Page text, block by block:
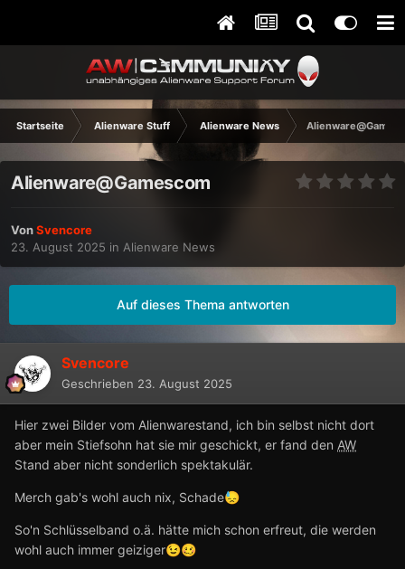
Startseite Alienware Stuff Alienware News
Alienware@Gamescom
VonSvencore
23. August 2025 in Alienware News
Auf dieses Thema antworten
Svencore
Geschrieben 23. August 2025
Hier zwei Bilder vom Alienwarestand, ich bin selbst nicht dort
aber mein Stiefsohn hat sie mir geschickt, er fand den AW
Stand aber nicht sonderlich spektakulär.
Merch gab's wohl auch nix, Schade😓
So'n Schlüsselband o.ä. hätte mich schon erfreut, die werden
wohl auch immer geiziger😉🥴